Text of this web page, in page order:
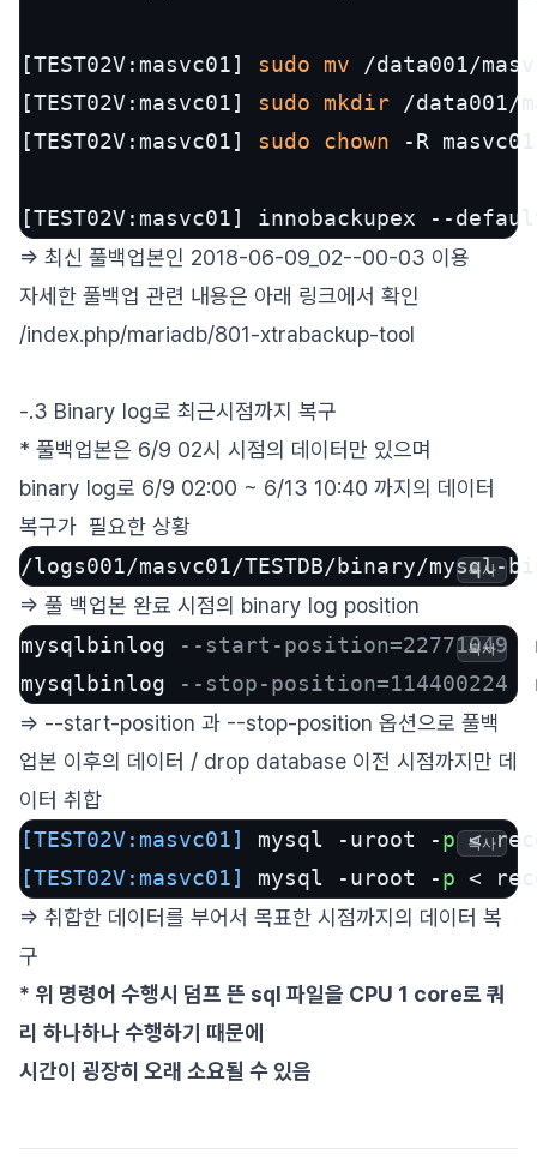
[TEST02V:masvc01] sudo mv /data001/
[TEST02V:masvc01] sudo mkdir /data001/
[TEST02V:masvc01] sudo chown -R
[TEST02V:masvc01] innobackupex --
=> 최신 풀백업본인 2018-06-09_02--00-03 이용
자세한 풀백업 관련 내용은 아래 링크에서 확인
/index.php/mariadb/801-xtrabackup-tool
-.3 Binary log로 최근시점까지 복구
* 풀백업본은 6/9 02시 시점의 데이터만 있으며
binary log로 6/9 02:00 ~ 6/13 10:40 까지의 데이터
복구가 필요한 상황
/logs001/masvc01/TESTDB/binary/mysql-
복사
=> 풀 백업본 완료 시점의 binary log position
mysqlbinlog
--start-position=22771049
mysqlbinlog
--stop-position=114400224
복사
=> --start-position 과 --stop-position 옵션으로 풀백
업본 이후의 데이터 / drop database 이전 시점까지만 데
이터 취합
[TEST02V:masvc01]
mysql -uroot -p <
[TEST02V:masvc01]
mysql -uroot -p <
복사
=> 취합한 데이터를 부어서 목표한 시점까지의 데이터 복
구
* 위 명령어 수행시 덤프 뜬 sql 파일을 CPU 1 core로 쿼
리 하나하나 수행하기 때문에
시간이 굉장히 오래 소요될 수 있음